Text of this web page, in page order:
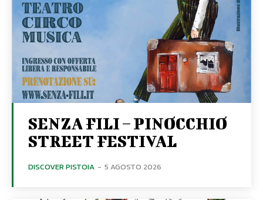
SENZA FILI – PINOCCHIO
STREET FESTIVAL
DISCOVER PISTOIA - 5 AGOSTO 2026